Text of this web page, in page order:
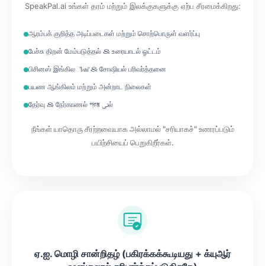
SpeakPal.ai உங்கள் தரம் மற்றும் இலக்குகளுக்கு ஏற்ப சீரமைக்கிறது:
ஆரம்பக் குறித்த அடிப்படைகள் மற்றும் சொற்பொருள் வளர்ப்பு
பேச்சு திறன் மேம்படுத்தல் ＆ உரையாடல் ஓட்டம்
பிசினஸ் இங்கிலീഷ് ＆ சோஷியல் பரிவர்த்தனை
பயண ஆங்கிலம் மற்றும் அன்றாட நிலைகள்
தேர்வு ＆ நேர்காணல் প্রস্তু تیல்
நீங்கள் யாதொரு சீரற்றவையாக அல்லாமல் "சரியாகச்" உணரப்படும்
பயிற்சியைப் பெறுகிறீர்கள்.
ஏ.ஐ. மொழி சான்றிதழ் (பகிரக்கக்கூடியது + க்யுஆர்